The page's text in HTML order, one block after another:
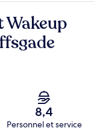
Wakeup
8,4
Personnel et service